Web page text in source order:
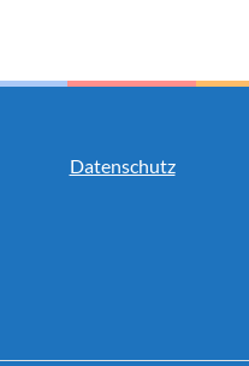
Datenschutz